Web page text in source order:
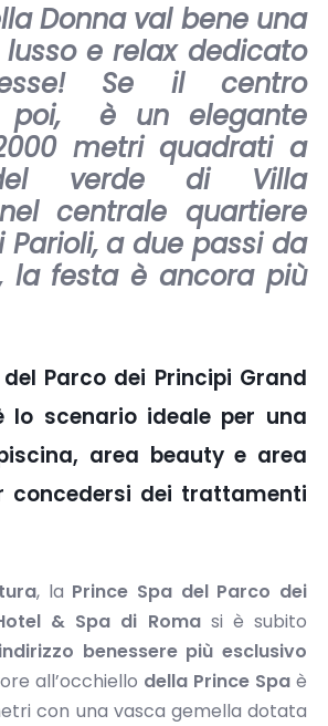
Donna val bene una
e relax dedicato
Se il centro
poi, è un elegante
metri quadrati a
verde di Villa
centrale quartiere
a due passi da
la festa è ancora più
Parco dei Principi Grand
lo scenario ideale per una
area beauty e area
concedersi dei trattamenti
, la Prince Spa del Parco dei
& Spa di Romasi è subito
benessere più esclusivo
all’occhiello della Prince Spaè
con una vasca gemella dotata